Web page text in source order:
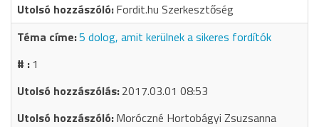
Fordit.hu Szerkesztőség
5 dolog, amit kerülnek a sikeres fordítók
1
2017.03.01 08:53
Moróczné Hortobágyi Zsuzsanna